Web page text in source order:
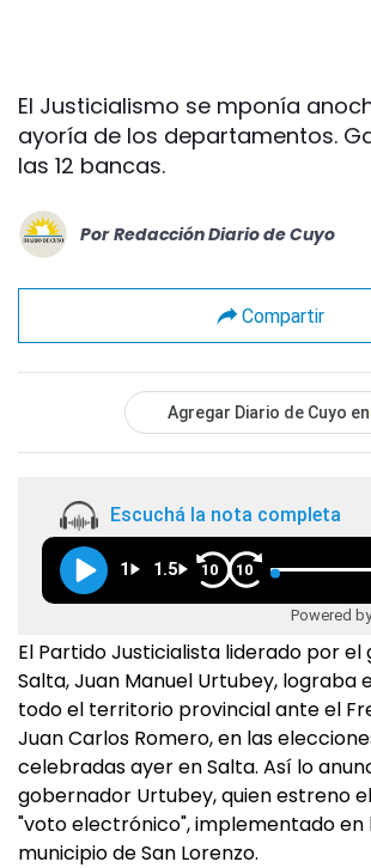
El Justicialismo se mponía
ayoría de los departamentos.
las 12 bancas.
Por Redacción Diario de Cuyo
Compartir
Agregar Diario de Cuyo en
Escuchá la nota completa
1 1.5 10 10
Powered
El Partido Justicialista liderado por
Salta, Juan Manuel Urtubey, lograba
todo el territorio provincial ante el
Juan Carlos Romero, en las
celebradas ayer en Salta. Así lo
gobernador Urtubey, quien estreno
"voto electrónico", implementado en
municipio de San Lorenzo.